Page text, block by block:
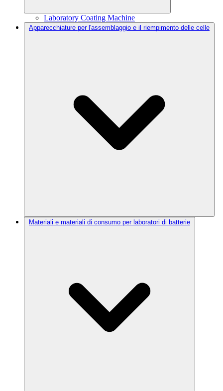
Laboratory Coating Machine
Apparecchiature per l'assemblaggio e il riempimento delle celle
Materiali e materiali di consumo per laboratori di batterie